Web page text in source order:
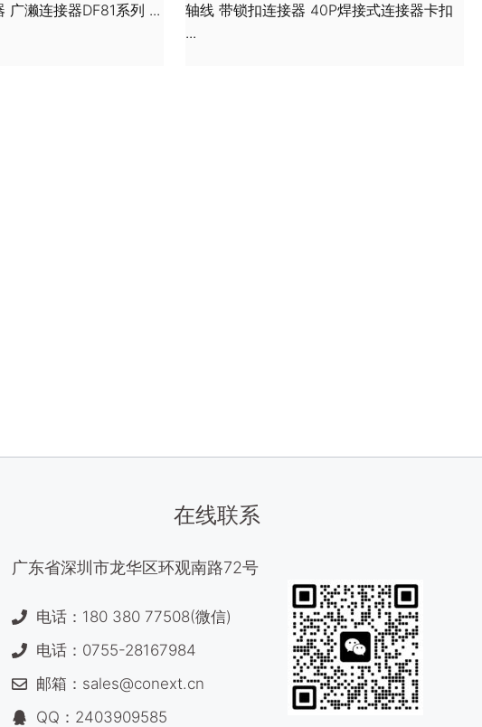
广濑连接器DF81系列 ...
轴线 带锁扣连接器 40P焊接式连接器卡扣
...
在线联系
广东省深圳市龙华区环观南路72号
电话：180 380 77508(微信)
电话：0755-28167984
邮箱：sales@conext.cn
QQ：2403909585